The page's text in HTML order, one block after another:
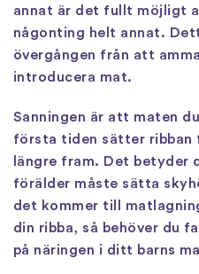
annat är det fullt möjligt
någonting helt annat.
övergången från att
introducera mat.
Sanningen är att maten
första tiden sätter ribban
längre fram. Det betyder
förälder måste sätta
det kommer till
din ribba, så behöver du
på näringen i ditt barns